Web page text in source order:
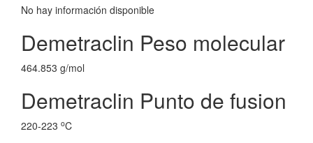
No hay información disponible
Demetraclin Peso molecular
464.853 g/mol
Demetraclin Punto de fusion
220-223 oC